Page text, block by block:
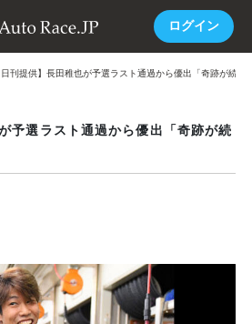
ログイン
日刊提供】長田稚也が予選ラスト通過から優出「奇跡が続き
予選ラスト通過から優出「奇跡が続